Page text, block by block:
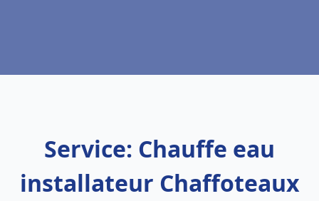
Service: Chauffe eau
installateur Chaffoteaux